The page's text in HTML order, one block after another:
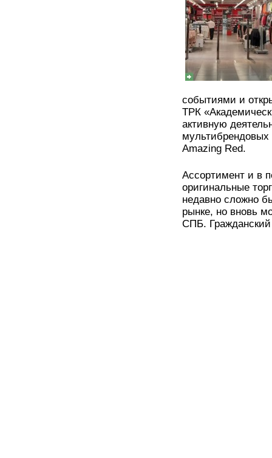
событиями и
ТРК
активную
мультибрендовых
Amazing Red.
Ассортимент и в
оригинальные
недавно сложно
рынке, но вновь
СПБ.